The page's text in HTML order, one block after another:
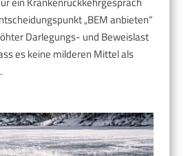
„BEM anbieten“
Darlegungs- und Beweislast
es keine milderen Mittel als